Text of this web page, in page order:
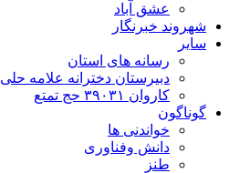
عشق آباد
شهروند خبرنگار
سایر
رسانه های استان
دبیرستان دخترانه علامه حلی
کاروان ۳۹۰۳۱ حج تمتع
گوناگون
خواندنی ها
دانش وفناوری
طنز